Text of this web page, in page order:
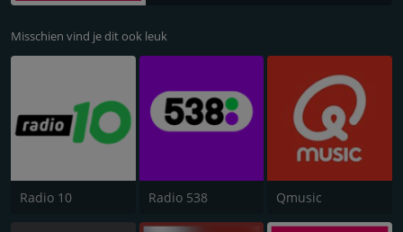
Misschien vind je dit ook leuk
Radio 10 Radio 538 Qmusic